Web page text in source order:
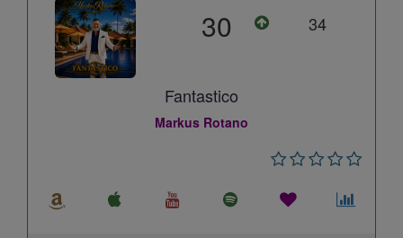
30 34
Fantastico
Markus Rotano